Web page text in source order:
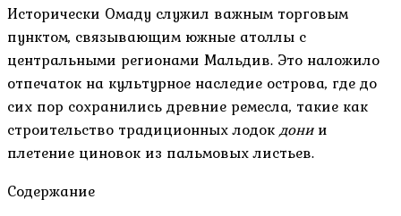
Исторически Омаду служил важным торговым
пунктом, связывающим южные атоллы с
центральными регионами Мальдив. Это наложило
отпечаток на культурное наследие острова, где до
сих пор сохранились древние ремесла, такие как
строительство традиционных лодокдонии
плетение циновок из пальмовых листьев.
Содержание